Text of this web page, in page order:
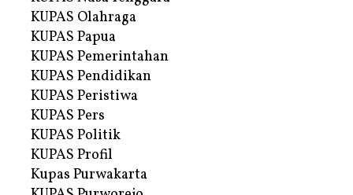
KUPAS Olahraga
KUPAS Papua
KUPAS Pemerintahan
KUPAS Pendidikan
KUPAS Peristiwa
KUPAS Pers
KUPAS Politik
KUPAS Profil
Kupas Purwakarta